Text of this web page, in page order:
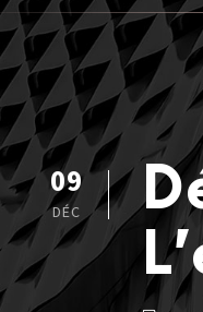
09
DÉC